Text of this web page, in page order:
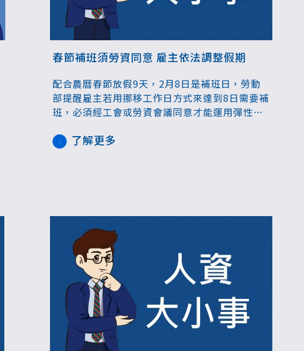
春節補班須勞資同意 雇主依法調整假期
配合農曆春節放假9天，2月8日是補班日，勞動
部提醒雇主若用挪移工作日方式來達到8日需要補
班，必須經工會或勞資會議同意才能運用彈性工
強迫勞工請特休。
了解更多